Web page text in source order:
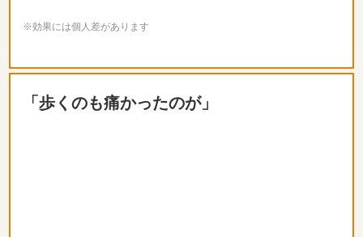
※効果には個人差があります
「歩くのも痛かったのが」